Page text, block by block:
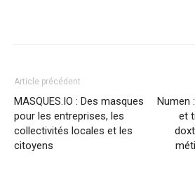
Article précédent
MASQUES.IO : Des masques
pour les entreprises, les
collectivités locales et les
citoyens
Numen
et